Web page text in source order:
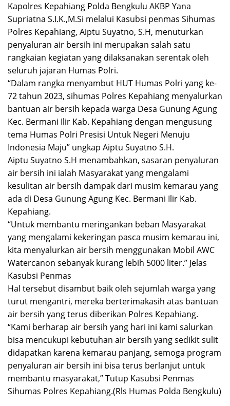
Kapolres Kepahiang Polda Bengkulu AKBP Yana
Supriatna S.I.K.,M.Si melalui Kasubsi penmas Sihumas
Polres Kepahiang, Aiptu Suyatno, S.H, menuturkan
penyaluran air bersih ini merupakan salah satu
rangkaian kegiatan yang dilaksanakan serentak oleh
seluruh jajaran Humas Polri.
“Dalam rangka menyambut HUT Humas Polri yang ke-
72 tahun 2023, sihumas Polres Kepahiang menyalurkan
bantuan air bersih kepada warga Desa Gunung Agung
Kec. Bermani Ilir Kab. Kepahiang dengan mengusung
tema Humas Polri Presisi Untuk Negeri Menuju
Indonesia Maju” ungkap Aiptu Suyatno S.H.
Aiptu Suyatno S.H menambahkan, sasaran penyaluran
air bersih ini ialah Masyarakat yang mengalami
kesulitan air bersih dampak dari musim kemarau yang
ada di Desa Gunung Agung Kec. Bermani Ilir Kab.
Kepahiang.
“Untuk membantu meringankan beban Masyarakat
yang mengalami kekeringan pasca musim kemarau ini,
kita menyalurkan air bersih menggunakan Mobil AWC
Watercanon sebanyak kurang lebih 5000 liter.” Jelas
Kasubsi Penmas
Hal tersebut disambut baik oleh sejumlah warga yang
turut mengantri, mereka berterimakasih atas bantuan
air bersih yang terus diberikan Polres Kepahiang.
“Kami berharap air bersih yang hari ini kami salurkan
bisa mencukupi kebutuhan air bersih yang sedikit sulit
didapatkan karena kemarau panjang, semoga program
penyaluran air bersih ini bisa terus berlanjut untuk
membantu masyarakat,” Tutup Kasubsi Penmas
Sihumas Polres Kepahiang.(Rls Humas Polda Bengkulu)